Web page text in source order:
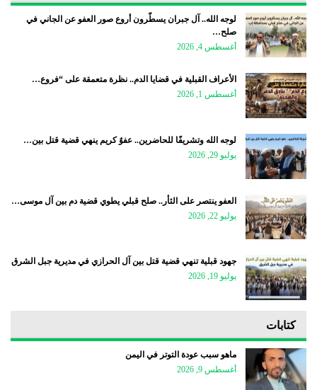
لوجه الله.. آل جبران يسطّرون أروع صور العفو عن الجاني في
صلح…
أغسطس 4, 2026
الأعراف القبلية في قضايا الدم.. نظرة متعمقة على “فروع…
أغسطس 1, 2026
لوجه الله وتشريفًا للحاضرين.. عفوٌ كريم ينهي قضية قتل بين…
يوليو 29, 2026
العفو ينتصر على الثأر.. صلح قبلي يطوي قضية دم بين آل موسى…
يوليو 22, 2026
جهود قبلية تنهي قضية قتل بين آل الحرازي في مديرية جبل الشرق
يوليو 19, 2026
كتابات
ماهو سبب عودة التوتر في اليمن
أغسطس 9, 2026